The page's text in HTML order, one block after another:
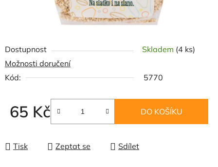
Dostupnost Skladem (4 ks)
Možnosti doručení
Kód:
5770
65 Kč
Měrná cena:
DO KOŠÍKU
Tisk Zeptat se Sdílet